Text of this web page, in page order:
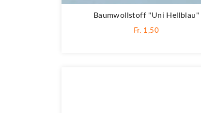
Baumwollstoff "Uni Hellblau"
Fr. 1,50